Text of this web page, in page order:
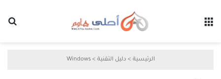
الرئيسية > دليل التقنية >
Windows